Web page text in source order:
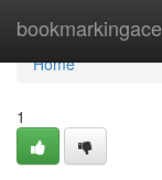
bookmarkingace
Home
Home
1